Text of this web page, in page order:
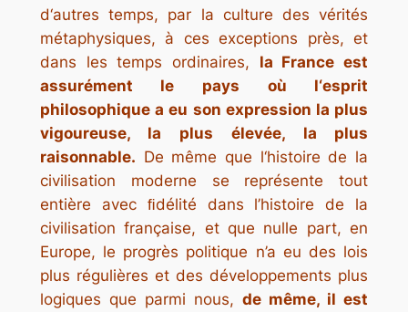
d‘autres temps, par la culture des vérités
métaphysiques, à ces exceptions près, et
dans les temps ordinaires, la France est
assurément le pays où l‘esprit
philosophique a eu son expression la plus
vigoureuse, la plus élevée, la plus
raisonnable. De même que l‘histoire de la
civilisation moderne se représente tout
entière avec ﬁdélité dans l’histoire de la
civilisation française, et que nulle part, en
Europe, le progrès politique n’a eu des lois
plus régulières et des développements plus
logiques que parmi nous,de même, il est